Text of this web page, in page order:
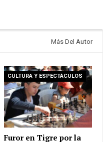
Más Del Autor
CULTURA Y ESPECTÁCULOS
Furor en Tigre por la